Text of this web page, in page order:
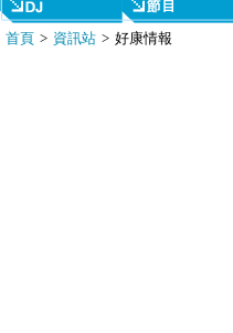
首頁 > 資訊站 > 好康情報